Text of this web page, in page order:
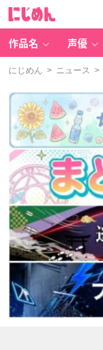
作品名 声優
にじめん > ニュース >